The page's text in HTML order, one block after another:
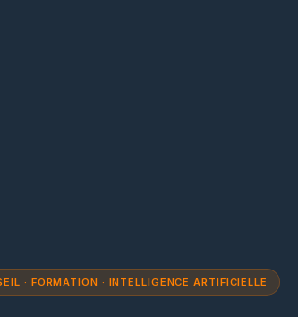
· FORMATION · INTELLIGENCE ARTIFICIELLE